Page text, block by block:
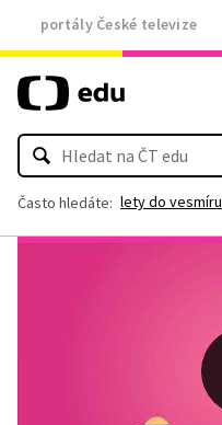
portály České televize
Často hledáte: lety do vesmíru